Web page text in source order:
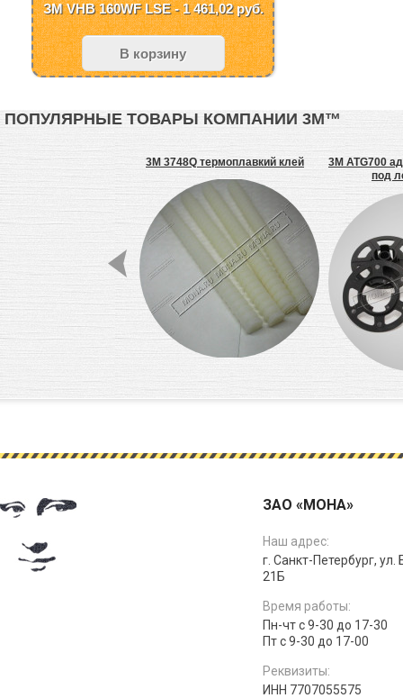
ЗМ VHB 160WF LSE - 1 461,02руб.
В корзину
ПОПУЛЯРНЫЕ ТОВАРЫ КОМПАНИИ 3М™
3M 3748Q термоплавкий клей
3M ATG700
под
ЗАО «МОНА»
Наш адрес:
г. Санкт-Петербург,
21Б
Время работы:
Пн-чт с 9-30 до 17-30
Пт с 9-30 до 17-00
Реквизиты:
ИНН 7707055575